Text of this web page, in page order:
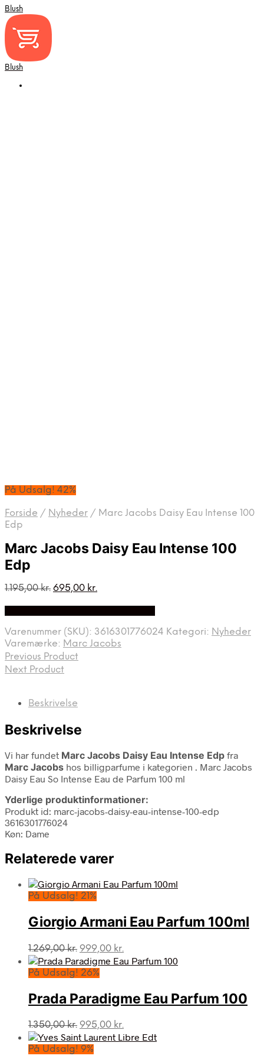
Blush
Blush
På Udsalg! 42%
Forside / Nyheder / Marc Jacobs Daisy Eau Intense 100
Edp
Marc Jacobs Daisy Eau Intense 100
Edp
1.195,00kr. Den
1.195,00 kr..
695,00 kr.Den
695,00 kr..
Varenummer (SKU): 3616301776024 Kategori: Nyheder
Varemærke: Marc Jacobs
Previous Product
Next Product
Beskrivelse
Beskrivelse
Vi har fundet Marc Jacobs Daisy Eau Intense Edp fra
Marc Jacobs hos billigparfume i kategorien . Marc Jacobs
Daisy Eau So Intense Eau de Parfum 100 ml
Yderlige produktinformationer:
Produkt id: marc-jacobs-daisy-eau-intense-100-edp
3616301776024
Køn: Dame
Relaterede varer
På Udsalg! 21%
Giorgio Armani Eau Parfum 100ml
1.269,00kr. Den
oprindelige
pris
1.269,00 kr..
999,00 kr.
aktuelle
999,00 kr..
På Udsalg! 26%
Prada Paradigme Eau Parfum 100
1.350,00kr. Den
oprindelige
pris
995,00 kr.
aktuelle
På Udsalg! 9%